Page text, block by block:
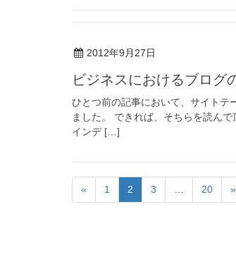
2012年9月27日
ビジネスにおけるブログ
ひとつ前の記事において、サイトテ
ました。 できれば、そちらを読ん
インデ […]
« 1 2 3 20 »